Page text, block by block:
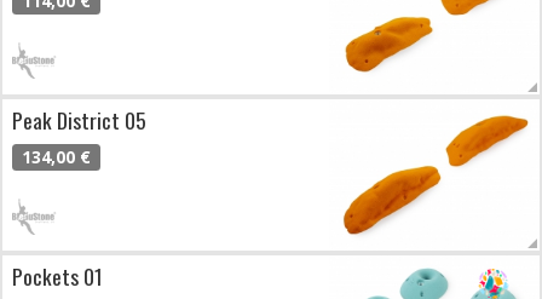
Peak District 05
134,00 €
Pockets 01